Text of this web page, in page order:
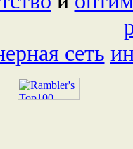
сеть